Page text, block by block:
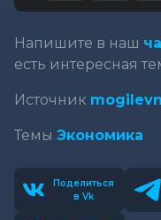
Напишите в наш
есть интересная
Источник
Темы Экономика
Поделиться
в Vk